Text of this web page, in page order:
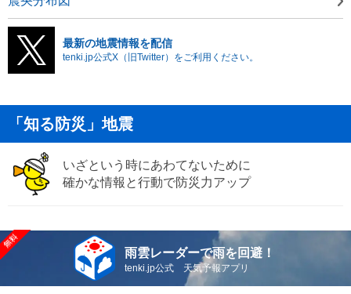
最新の地震情報を配信
tenki.jp公式X（旧Twitter）をご利用ください。
「知る防災」地震
いざという時にあわてないために
確かな情報と行動で防災力アップ
雨雲レーダーで雨を回避！
tenki.jp公式 天気予報アプリ